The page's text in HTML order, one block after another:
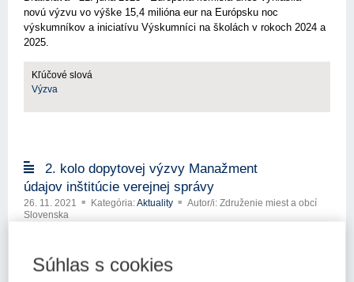
novú výzvu vo výške 15,4 milióna eur na Európsku noc
výskumníkov a iniciatívu Výskumníci na školách v rokoch 2024 a
2025.
Kľúčové slová
Výzva
2. kolo dopytovej výzvy Manažment
údajov inštitúcie verejnej správy
26. 11. 2021 Kategória:Aktuality
Autor/i: Združenie miest a obcí
Slovenska
orientovanú výzvu „Manažment údajov inštitúcie verejnej
správy“. Zameraná je na zvýšenie množstva dostupných údajov,
Súhlas s cookies